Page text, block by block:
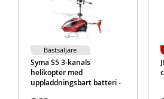
Syma S5 3-kanals
helikopter med
uppladdningsbart batteri -
Bästsäljare